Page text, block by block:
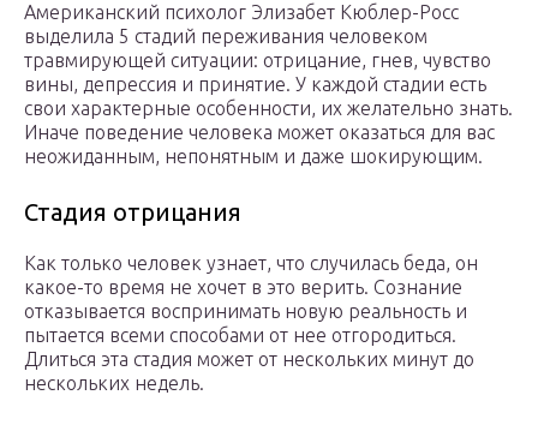
Американский психолог Элизабет Кюблер-Росс
выделила 5 стадий переживания человеком
травмирующей ситуации: отрицание, гнев, чувство
вины, депрессия и принятие. У каждой стадии есть
свои характерные особенности, их желательно знать.
Иначе поведение человека может оказаться для вас
неожиданным, непонятным и даже шокирующим.
Стадия отрицания
Как только человек узнает, что случилась беда, он
какое-то время не хочет в это верить. Сознание
отказывается воспринимать новую реальность и
пытается всеми способами от нее отгородиться.
Длиться эта стадия может от нескольких минут до
нескольких недель.